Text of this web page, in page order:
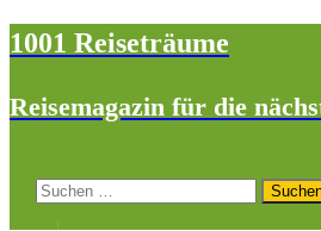
1001 Reiseträume
Reisemagazin für die
Suchen